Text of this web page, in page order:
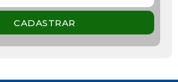
CADASTRAR